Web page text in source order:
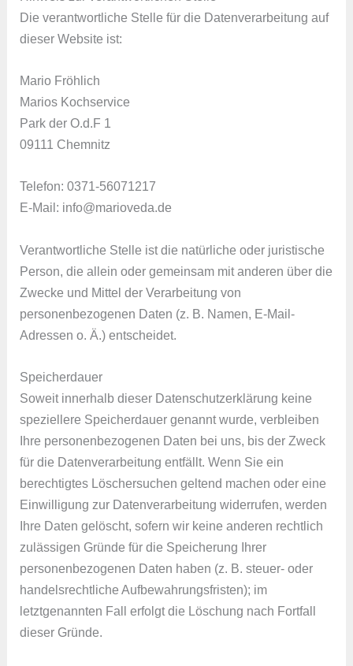
Die verantwortliche Stelle für die Datenverarbeitung auf
dieser Website ist:
Mario Fröhlich
Marios Kochservice
Park der O.d.F 1
09111 Chemnitz
Telefon: 0371-56071217
E-Mail: info@marioveda.de
Verantwortliche Stelle ist die natürliche oder juristische
Person, die allein oder gemeinsam mit anderen über die
Zwecke und Mittel der Verarbeitung von
personenbezogenen Daten (z. B. Namen, E-Mail-
Adressen o. Ä.) entscheidet.
Speicherdauer
Soweit innerhalb dieser Datenschutzerklärung keine
speziellere Speicherdauer genannt wurde, verbleiben
Ihre personenbezogenen Daten bei uns, bis der Zweck
für die Datenverarbeitung entfällt. Wenn Sie ein
berechtigtes Löschersuchen geltend machen oder eine
Einwilligung zur Datenverarbeitung widerrufen, werden
Ihre Daten gelöscht, sofern wir keine anderen rechtlich
zulässigen Gründe für die Speicherung Ihrer
personenbezogenen Daten haben (z. B. steuer- oder
handelsrechtliche Aufbewahrungsfristen); im
letztgenannten Fall erfolgt die Löschung nach Fortfall
dieser Gründe.